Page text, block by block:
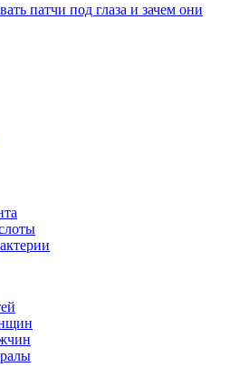
патчи под глаза и зачем они